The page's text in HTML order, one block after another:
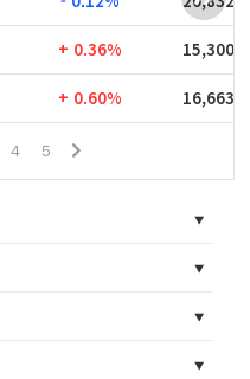
+ 0.36% 15,300
+ 0.60% 16,663
4 5